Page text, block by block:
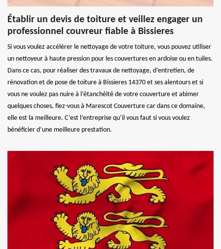
Établir un devis de toiture et veillez engager un
professionnel couvreur fiable à Bissieres
Si vous voulez accélérer le nettoyage de votre toiture, vous pouvez utiliser
un nettoyeur à haute pression pour les couvertures en ardoise ou en tuiles.
Dans ce cas, pour réaliser des travaux de nettoyage, d’entretien, de
rénovation et de pose de toiture à Bissieres 14370 et ses alentours et si
vous ne voulez pas nuire à l’étanchéité de votre couverture et abimer
quelques choses, fiez-vous à Marescot Couverture car dans ce domaine,
elle est la meilleure. C’est l’entreprise qu’il vous faut si vous voulez
bénéficier d’une meilleure prestation.